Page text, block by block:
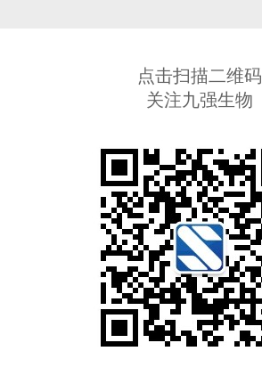
点击扫描二维码
关注九强生物